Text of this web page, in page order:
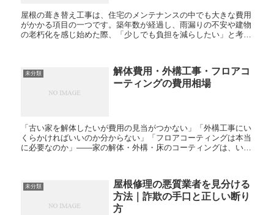
屋根の葺き替え工事は、住宅のメンテナンスの中でも大きな費用
がかかる項目の一つです。築年数が経過し、雨漏りの不安や建物
の老朽化を感じ始めた際、「少しでも負担を減らしたい」と考え
未分類
解体費用・外構工事・フロアコ
ーティングの費用相場
「古い家を解体したいが費用の見当がつかない」「外構工事にい
くらかければいいのか分からない」「フロアコーティングは本当
に必要なのか」——家の解体・外構・床のコーティングは、いず
未分類
屋根修理の悪質業者を見分ける
方法｜詐欺の手口と正しい断り
方